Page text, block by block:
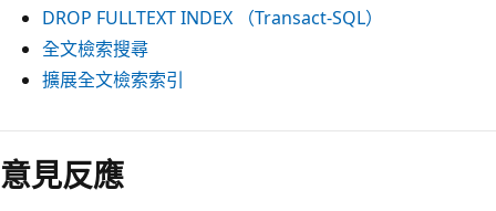
DROP FULLTEXT INDEX （Transact-SQL）
全文檢索搜尋
擴展全文檢索索引
意見反應